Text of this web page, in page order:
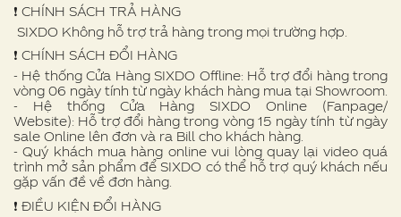
❗️ CHÍNH SÁCH TRẢ HÀNG
SIXDO Không hỗ trợ trả hàng trong mọi trường hợp.
❗️ CHÍNH SÁCH ĐỔI HÀNG
- Hệ thống Cửa Hàng SIXDO Offline: Hỗ trợ đổi hàng trong
vòng 06 ngày tính từ ngày khách hàng mua tại Showroom.
- Hệ thống Cửa Hàng SIXDO Online (Fanpage/
Website): Hỗ trợ đổi hàng trong vòng 15 ngày tính từ ngày
sale Online lên đơn và ra Bill cho khách hàng.
- Quý khách mua hàng online vui lòng quay lại video quá
trình mở sản phẩm để SIXDO có thể hỗ trợ quý khách nếu
gặp vấn đề về đơn hàng.
❗ ️ĐIỀU KIỆN ĐỔI HÀNG